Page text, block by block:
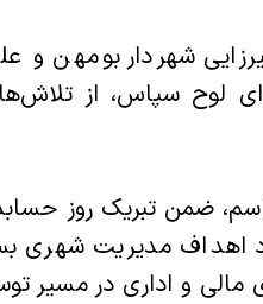
شهردار بومهن
لوح سپاس، از
ضمن تبریک روز
اهداف مدیریت شهری
مالی و اداری در مسیر